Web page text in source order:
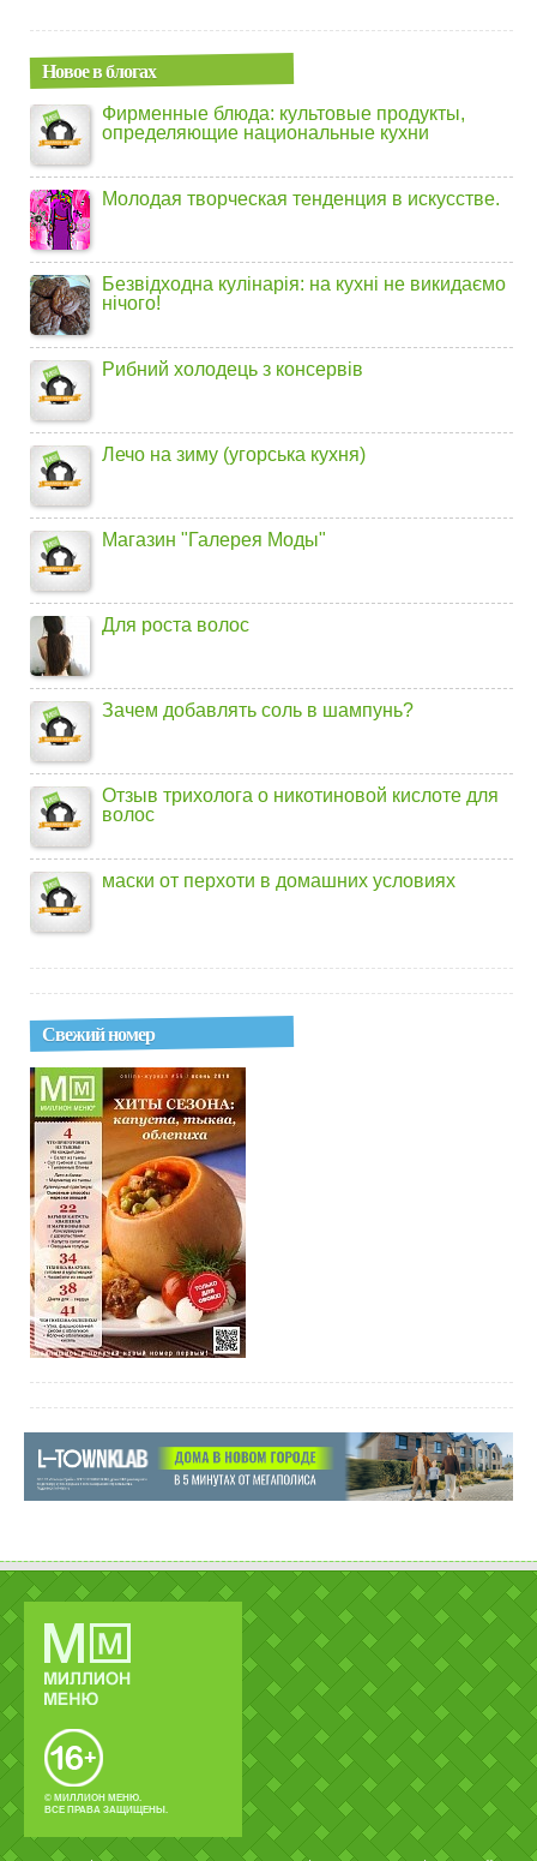
Новое в блогах
Фирменные блюда: культовые продукты,
определяющие национальные кухни
Молодая творческая тенденция в искусстве.
Безвідходна кулінарія: на кухні не викидаємо
нічого!
Рибний холодець з консервів
Лечо на зиму (угорська кухня)
Магазин "Галерея Моды"
Для роста волос
Зачем добавлять соль в шампунь?
Отзыв трихолога о никотиновой кислоте для
волос
маски от перхоти в домашних условиях
Свежий номер
© МИЛЛИОН МЕНЮ.
ВСЕ ПРАВА ЗАЩИЩЕНЫ.